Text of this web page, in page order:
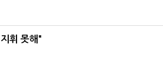
휘 못해"